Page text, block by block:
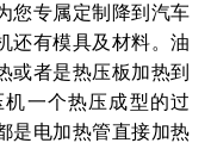
您专属定制降到汽车
还有模具及材料。油
或者是热压板加热到
一个热压成型的过
是电加热管直接加热